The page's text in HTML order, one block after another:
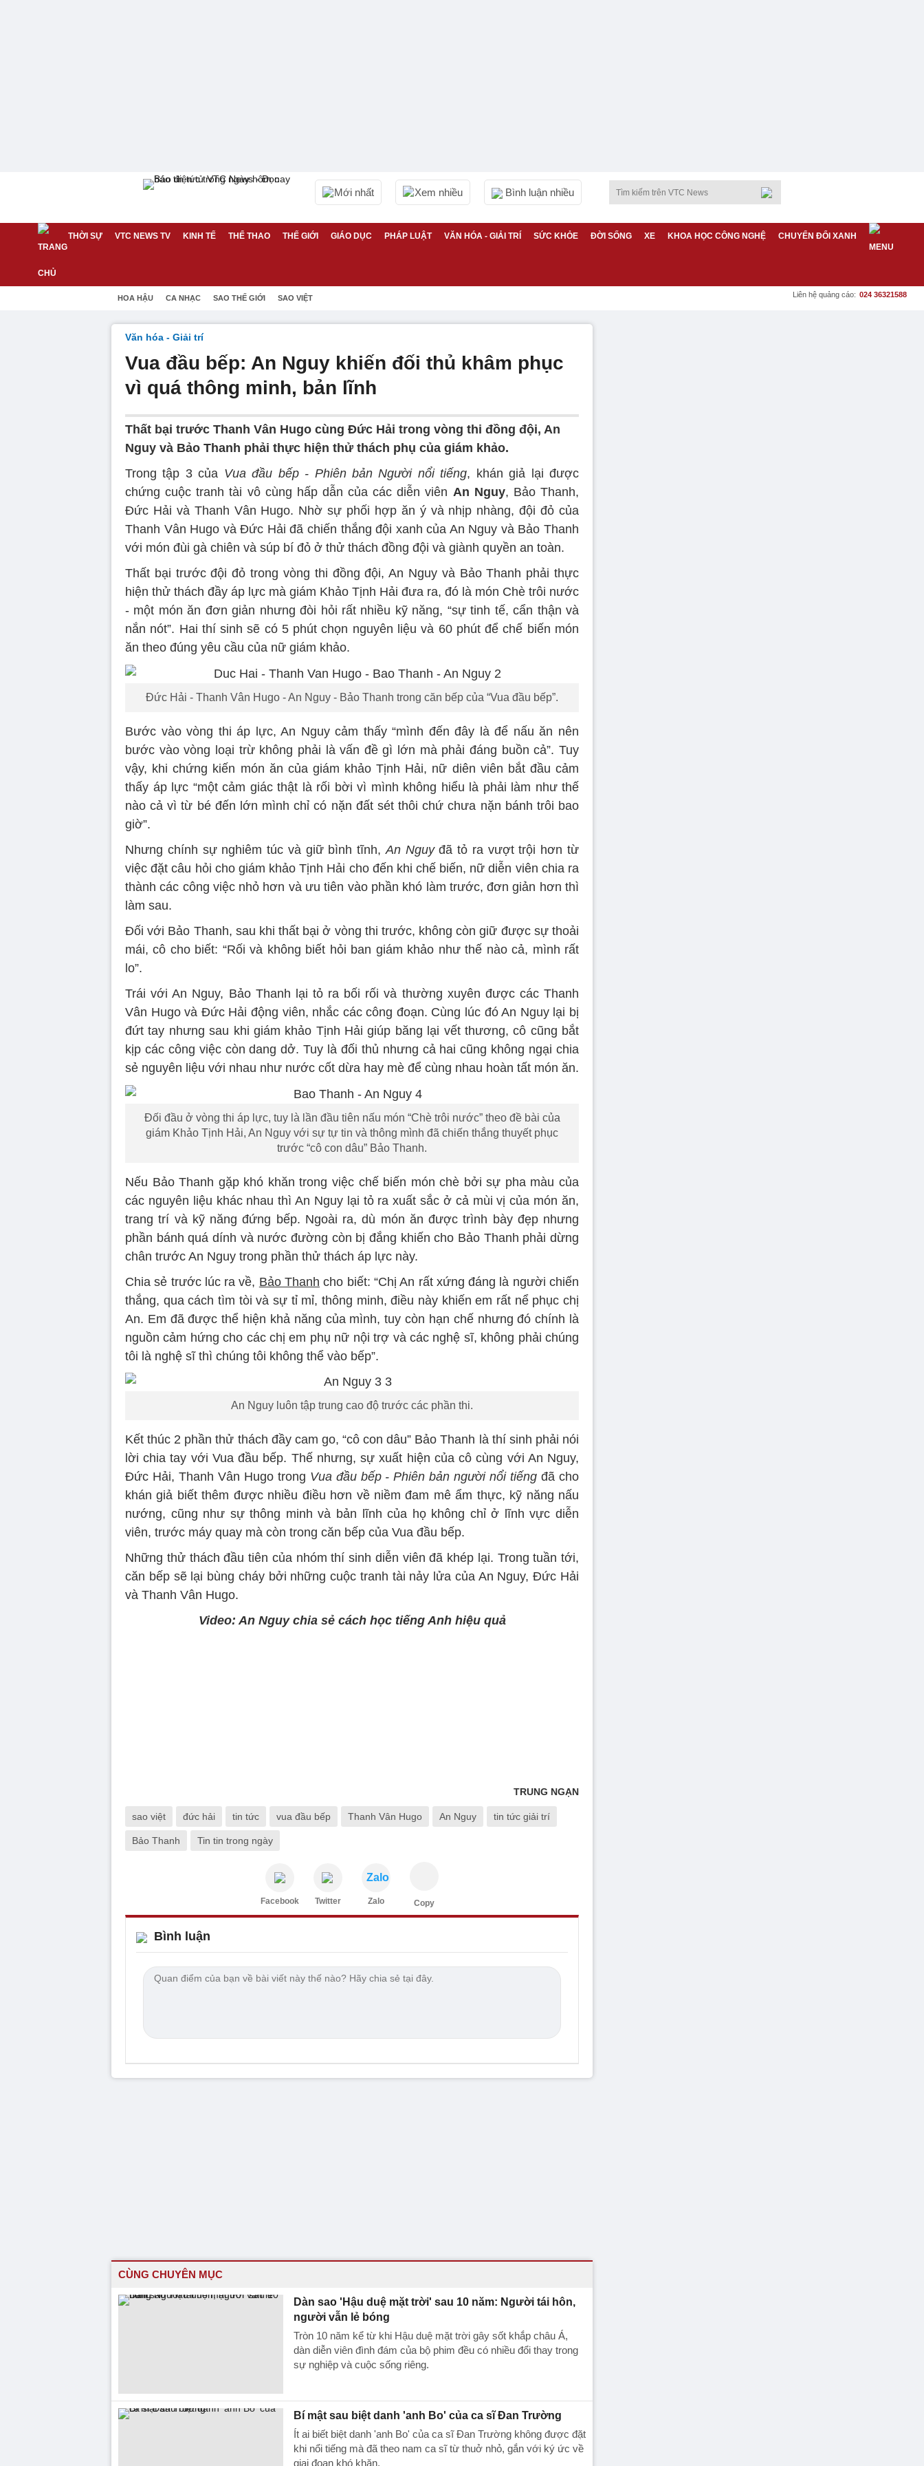
Mới nhất Xem nhiều Bình luận nhiều
THỜI SỰ VTC NEWS TV KINH TẾ THỂ THAO THẾ GIỚI GIÁO DỤC PHÁP LUẬT VĂN HÓA - GIẢI TRÍ SỨC KHỎE ĐỜI SỐNG XE KHOA HỌC CÔNG NGHỆ CHUYỂN ĐỔI XANH
HOA HẬU CA NHẠC SAO THẾ GIỚI SAO VIỆT Liên hệ quảng cáo: 024 36321588
Văn hóa - Giải trí
Vua đầu bếp: An Nguy khiến đối thủ khâm phục
vì quá thông minh, bản lĩnh
Thất bại trước Thanh Vân Hugo cùng Đức Hải trong vòng thi đồng đội, An
Nguy và Bảo Thanh phải thực hiện thử thách phụ của giám khảo.
Trong tập 3 của Vua đầu bếp - Phiên bản Người nổi tiếng, khán giả lại được
chứng cuộc tranh tài vô cùng hấp dẫn của các diễn viên An Nguy, Bảo Thanh,
Đức Hải và Thanh Vân Hugo. Nhờ sự phối hợp ăn ý và nhịp nhàng, đội đỏ của
Thanh Vân Hugo và Đức Hải đã chiến thắng đội xanh của An Nguy và Bảo Thanh
với món đùi gà chiên và súp bí đỏ ở thử thách đồng đội và giành quyền an toàn.
Thất bại trước đội đỏ trong vòng thi đồng đội, An Nguy và Bảo Thanh phải thực
hiện thử thách đầy áp lực mà giám Khảo Tịnh Hải đưa ra, đó là món Chè trôi nước
- một món ăn đơn giản nhưng đòi hỏi rất nhiều kỹ năng, “sự tinh tế, cẩn thận và
nắn nót”. Hai thí sinh sẽ có 5 phút chọn nguyên liệu và 60 phút để chế biến món
ăn theo đúng yêu cầu của nữ giám khảo.
Đức Hải - Thanh Vân Hugo - An Nguy - Bảo Thanh trong căn bếp của “Vua đầu bếp”.
Bước vào vòng thi áp lực, An Nguy cảm thấy “mình đến đây là để nấu ăn nên
bước vào vòng loại trừ không phải là vấn đề gì lớn mà phải đáng buồn cả”. Tuy
vậy, khi chứng kiến món ăn của giám khảo Tịnh Hải, nữ diên viên bắt đầu cảm
thấy áp lực “một cảm giác thật là rối bời vì mình không hiểu là phải làm như thế
nào cả vì từ bé đến lớn mình chỉ có nặn đất sét thôi chứ chưa nặn bánh trôi bao
giờ”.
Nhưng chính sự nghiêm túc và giữ bình tĩnh, An Nguyđã tỏ ra vượt trội hơn từ
việc đặt câu hỏi cho giám khảo Tịnh Hải cho đến khi chế biến, nữ diễn viên chia ra
thành các công việc nhỏ hơn và ưu tiên vào phần khó làm trước, đơn giản hơn thì
làm sau.
Đối với Bảo Thanh, sau khi thất bại ở vòng thi trước, không còn giữ được sự thoải
mái, cô cho biết: “Rối và không biết hỏi ban giám khảo như thế nào cả, mình rất
lo”.
Trái với An Nguy, Bảo Thanh lại tỏ ra bối rối và thường xuyên được các Thanh
Vân Hugo và Đức Hải động viên, nhắc các công đoạn. Cùng lúc đó An Nguy lại bị
đứt tay nhưng sau khi giám khảo Tịnh Hải giúp băng lại vết thương, cô cũng bắt
kịp các công việc còn dang dở. Tuy là đối thủ nhưng cả hai cũng không ngại chia
sẻ nguyên liệu với nhau như nước cốt dừa hay mè để cùng nhau hoàn tất món ăn.
Đối đầu ở vòng thi áp lực, tuy là lần đầu tiên nấu món “Chè trôi nước” theo đề bài của
giám Khảo Tịnh Hải, An Nguy với sự tự tin và thông mình đã chiến thắng thuyết phục
trước “cô con dâu” Bảo Thanh.
Nếu Bảo Thanh gặp khó khăn trong việc chế biến món chè bởi sự pha màu của
các nguyên liệu khác nhau thì An Nguy lại tỏ ra xuất sắc ở cả mùi vị của món ăn,
trang trí và kỹ năng đứng bếp. Ngoài ra, dù món ăn được trình bày đẹp nhưng
phần bánh quá dính và nước đường còn bị đắng khiến cho Bảo Thanh phải dừng
chân trước An Nguy trong phần thử thách áp lực này.
Chia sẻ trước lúc ra về, Bảo Thanh cho biết: “Chị An rất xứng đáng là người chiến
thắng, qua cách tìm tòi và sự tỉ mỉ, thông minh, điều này khiến em rất nể phục chị
An. Em đã được thể hiện khả năng của mình, tuy còn hạn chế nhưng đó chính là
nguồn cảm hứng cho các chị em phụ nữ nội trợ và các nghệ sĩ, không phải chúng
tôi là nghệ sĩ thì chúng tôi không thể vào bếp”.
An Nguy luôn tập trung cao độ trước các phần thi.
Kết thúc 2 phần thử thách đầy cam go, “cô con dâu” Bảo Thanh là thí sinh phải nói
lời chia tay với Vua đầu bếp. Thế nhưng, sự xuất hiện của cô cùng với An Nguy,
Đức Hải, Thanh Vân Hugo trong Vua đầu bếp - Phiên bản người nổi tiếng đã cho
khán giả biết thêm được nhiều điều hơn về niềm đam mê ẩm thực, kỹ năng nấu
nướng, cũng như sự thông minh và bản lĩnh của họ không chỉ ở lĩnh vực diễn
viên, trước máy quay mà còn trong căn bếp của Vua đầu bếp.
Những thử thách đầu tiên của nhóm thí sinh diễn viên đã khép lại. Trong tuần tới,
căn bếp sẽ lại bùng cháy bởi những cuộc tranh tài nảy lửa của An Nguy, Đức Hải
và Thanh Vân Hugo.
Video: An Nguy chia sẻ cách học tiếng Anh hiệu quả
TRUNG NGẠN
sao việt đức hải tin tức vua đầu bếp Thanh Vân Hugo An Nguy tin tức giải trí
Bảo Thanh Tin tin trong ngày
Facebook Twitter
Zalo
Zalo Copy
Bình luận
CÙNG CHUYÊN MỤC
Dàn sao 'Hậu duệ mặt trời' sau 10 năm: Người tái hôn,
người vẫn lẻ bóng
Tròn 10 năm kể từ khi Hậu duệ mặt trời gây sốt khắp châu Á,
dàn diễn viên đình đám của bộ phim đều có nhiều đổi thay trong
sự nghiệp và cuộc sống riêng.
Bí mật sau biệt danh 'anh Bo' của ca sĩ Đan Trường
Ít ai biết biệt danh 'anh Bo' của ca sĩ Đan Trường không được đặt
khi nổi tiếng mà đã theo nam ca sĩ từ thuở nhỏ, gắn với ký ức về
giai đoạn khó khăn.